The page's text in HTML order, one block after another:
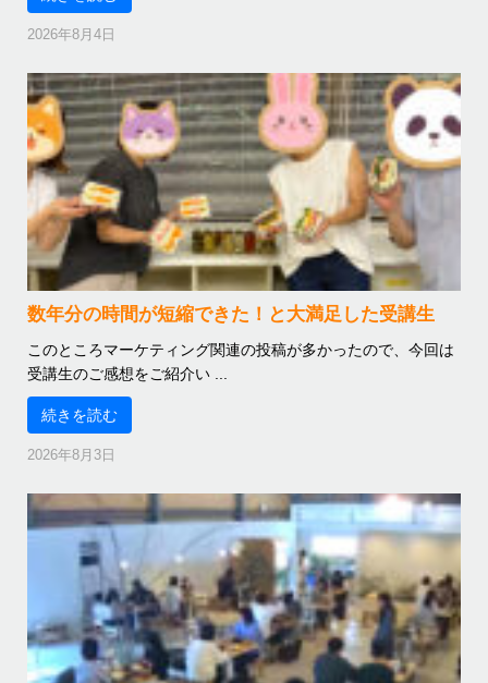
2026年8月4日
数年分の時間が短縮できた！と大満足した受講生
このところマーケティング関連の投稿が多かったので、今回は
受講生のご感想をご紹介い ...
続きを読む
2026年8月3日